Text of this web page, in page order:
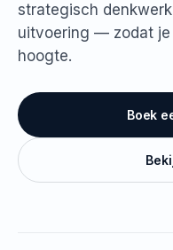
strategisch
uitvoering — zodat je
hoogte.
Boek